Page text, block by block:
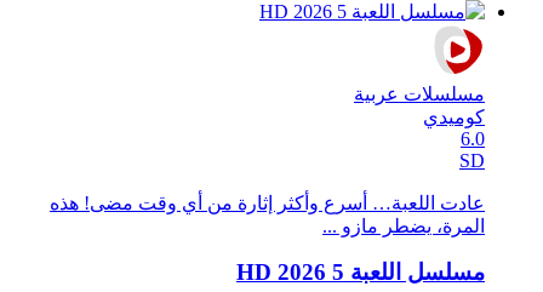
مسلسلات عربية
كوميدي
6.0
SD
عادت اللعبة… أسرع وأكثر إثارة من أي وقت مضى! هذه
المرة، يضطر مازو ...
مسلسل اللعبة 5 2026 HD